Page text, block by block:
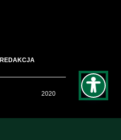
REDAKCJA
2020